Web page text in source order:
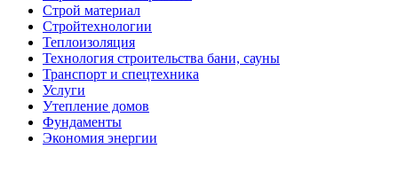
Строй материал
Стройтехнологии
Теплоизоляция
Технология строительства бани, сауны
Транспорт и спецтехника
Услуги
Утепление домов
Фундаменты
Экономия энергии